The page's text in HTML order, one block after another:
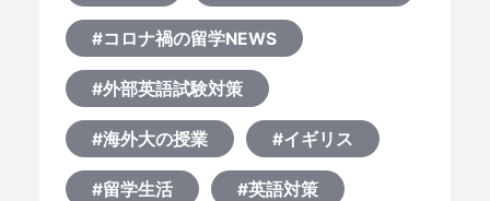
#コロナ禍の留学NEWS
#外部英語試験対策
#海外大の授業 #イギリス
#留学生活 #英語対策